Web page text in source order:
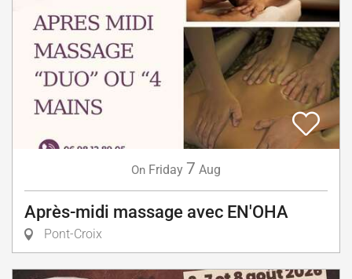
On Friday 7 Aug
Après-midi massage avec EN'OHA
Pont-Croix